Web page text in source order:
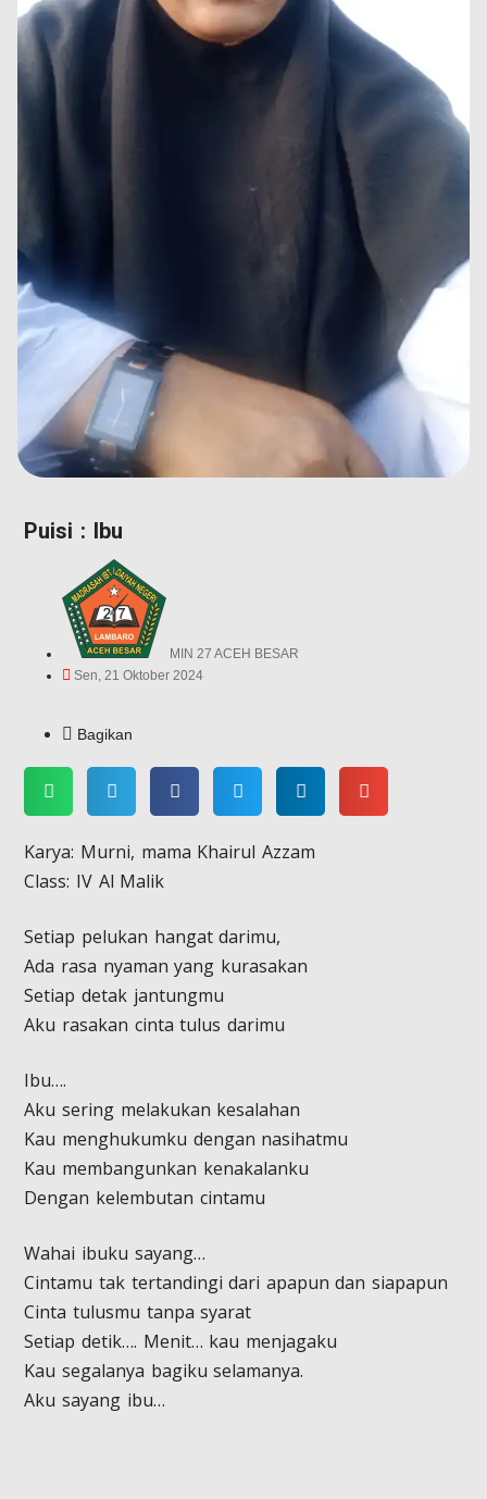
Puisi : Ibu
MIN 27 ACEH BESAR
Sen, 21 Oktober 2024
Bagikan
Karya: Murni, mama Khairul Azzam
Class: IV Al Malik
Setiap pelukan hangat darimu,
Ada rasa nyaman yang kurasakan
Setiap detak jantungmu
Aku rasakan cinta tulus darimu
Ibu….
Aku sering melakukan kesalahan
Kau menghukumku dengan nasihatmu
Kau membangunkan kenakalanku
Dengan kelembutan cintamu
Wahai ibuku sayang…
Cintamu tak tertandingi dari apapun dan siapapun
Cinta tulusmu tanpa syarat
Setiap detik…. Menit… kau menjagaku
Kau segalanya bagiku selamanya.
Aku sayang ibu…